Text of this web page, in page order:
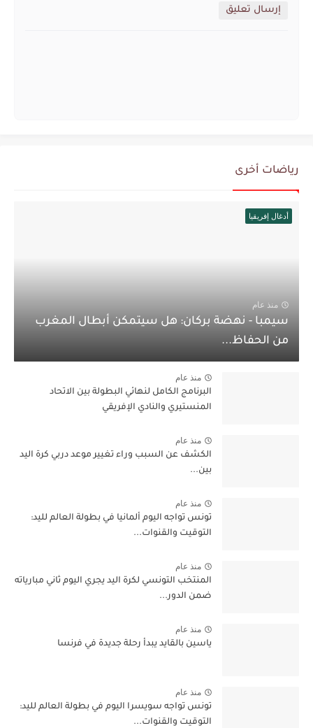
إرسال تعليق
رياضات أخرى
أدغال إفريقيا
منذ عام
سيمبا - نهضة بركان: هل سيتمكن أبطال المغرب
من الحفاظ...
منذ عام
البرنامج الكامل لنهائي البطولة بين الاتحاد
المنستيري والنادي الإفريقي
منذ عام
الكشف عن السبب وراء تغيير موعد دربي كرة اليد
بين...
منذ عام
تونس تواجه اليوم ألمانيا في بطولة العالم لليد:
التوقيت والقنوات...
منذ عام
المنتخب التونسي لكرة اليد يجري اليوم ثاني مبارياته
ضمن الدور...
منذ عام
ياسين بالقايد يبدأ رحلة جديدة في فرنسا
منذ عام
تونس تواجه سويسرا اليوم في بطولة العالم لليد:
التوقيت والقنوات...